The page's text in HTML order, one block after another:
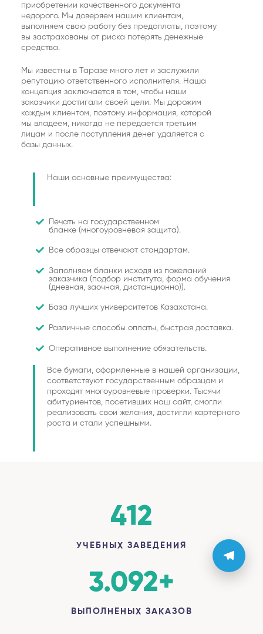
приобретении качественного документа
недорого. Мы доверяем нашим клиентам,
выполняем свою работу без предоплаты, поэтому
вы застрахованы от риска потерять денежные
средства.
Мы известны в Таразе много лет и заслужили
репутацию ответственного исполнителя. Наша
концепция заключается в том, чтобы наши
заказчики достигали своей цели. Мы дорожим
каждым клиентом, поэтому информация, которой
мы владеем, никогда не передается третьим
лицам и после поступления денег удаляется с
базы данных.
Наши основные преимущества:
Печать на государственном
бланке (многоуровневая защита).
Все образцы отвечают стандартам.
Заполняем бланки исходя из пожеланий
заказчика (подбор института, форма обучения
(дневная, заочная, дистанционно)).
База лучших университетов Казахстана.
Различные способы оплаты, быстрая доставка.
Оперативное выполнение обязательств.
Все бумаги, оформленные в нашей организации,
соответствуют государственным образцам и
проходят многоуровневые проверки. Тысячи
абитуриентов, посетивших наш сайт, смогли
реализовать свои желания, достигли картерного
роста и стали успешными.
412
УЧЕБНЫХ ЗАВЕДЕНИЯ
3.092+
ВЫПОЛНЕНЫХ ЗАКАЗОВ